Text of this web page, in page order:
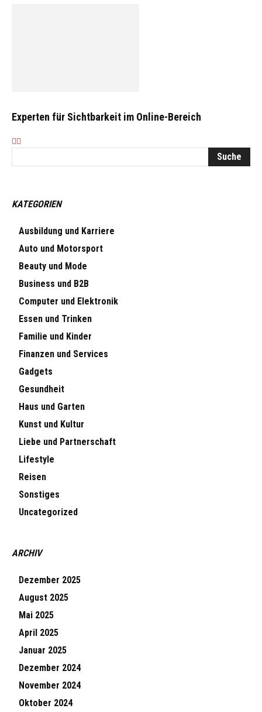
Experten für Sichtbarkeit im Online-Bereich
KATEGORIEN
Ausbildung und Karriere
Auto und Motorsport
Beauty und Mode
Business und B2B
Computer und Elektronik
Essen und Trinken
Familie und Kinder
Finanzen und Services
Gadgets
Gesundheit
Haus und Garten
Kunst und Kultur
Liebe und Partnerschaft
Lifestyle
Reisen
Sonstiges
Uncategorized
ARCHIV
Dezember 2025
August 2025
Mai 2025
April 2025
Januar 2025
Dezember 2024
November 2024
Oktober 2024